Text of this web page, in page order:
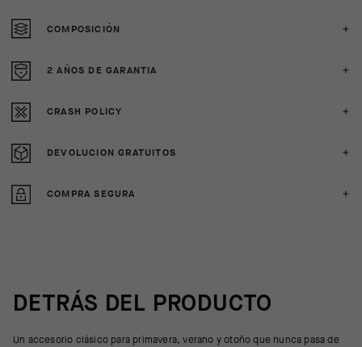
COMPOSICIÓN
2 AÑOS DE GARANTIA
CRASH POLICY
DEVOLUCION GRATUITOS
COMPRA SEGURA
DETRÁS DEL PRODUCTO
Un accesorio clásico para primavera, verano y otoño que nunca pasa de